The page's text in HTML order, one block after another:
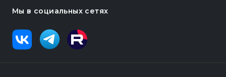
Мы в социальных сетях